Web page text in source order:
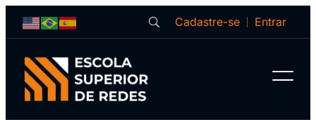
Cadastre-se Entrar